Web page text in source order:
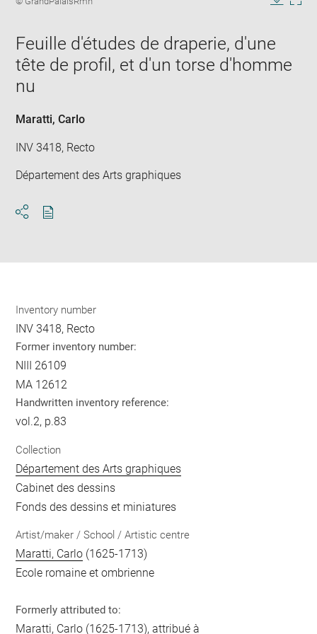
window
Feuille d'études de draperie, d'une
tête de profil, et d'un torse d'homme
nu
Maratti, Carlo
INV 3418, Recto
Département des Arts graphiques
Inventory number
INV 3418, Recto
Former inventory number:
NIII 26109
MA 12612
Handwritten inventory reference:
vol.2, p.83
Collection
Département des Arts graphiques
Cabinet des dessins
Fonds des dessins et miniatures
Artist/maker / School / Artistic centre
Maratti, Carlo (1625-1713)
Ecole romaine et ombrienne
Formerly attributed to:
Maratti, Carlo (1625-1713), attribué à